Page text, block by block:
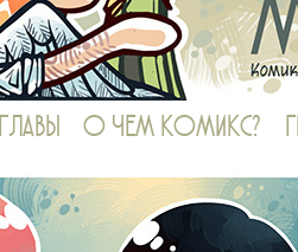
ГЛАВЫ О ЧЕМ КОМИКС?